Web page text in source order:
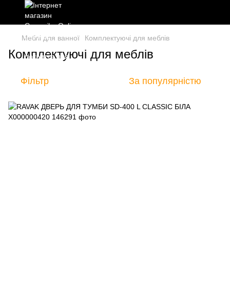
Меблі для ванної Комплектуючі для меблів
Комплектуючі для меблів
Фільтр За популярністю